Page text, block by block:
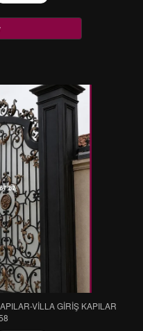
VİLLA GİRİŞ KAPILAR